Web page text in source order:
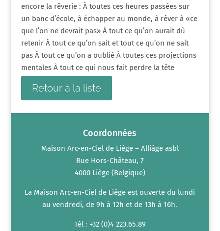
encore la rêverie : À toutes ces heures passées sur
un banc d’école, à échapper au monde, à rêver à «ce
que l’on ne devrait pas» À tout ce qu’on aurait dû
retenir À tout ce qu’on sait et tout ce qu’on ne sait
pas À tout ce qu’on a oublié À toutes ces projections
mentales À tout ce qui nous fait perdre la tête
Retour à la liste
Coordonnées
Maison Arc-en-Ciel de Liège – Alliàge asbl
Rue Hors-Château, 7
4000 Liège (Belgique)
La Maison Arc-en-Ciel de Liège est ouverte du lundi
au vendredi, de 9h à 12h et de 13h à 16h.
Tél : +32 (0)4 223.65.89